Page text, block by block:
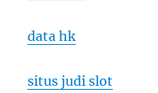
data hk
situs judi slot